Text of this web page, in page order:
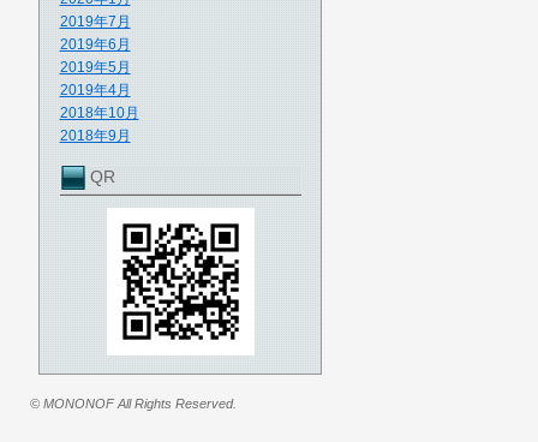
2019年7月
2019年6月
2019年5月
2019年4月
2018年10月
2018年9月
QR
© MONONOF All Rights Reserved.